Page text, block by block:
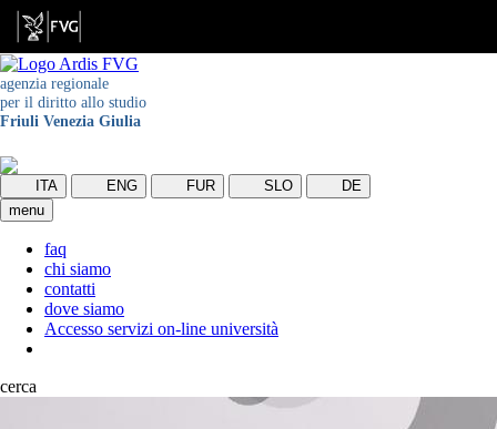
agenzia regionale
per il diritto allo studio
Friuli Venezia Giulia
ITA ENG FUR SLO
DE
menu
faq
chi siamo
contatti
dove siamo
Accesso servizi on-line università
cerca